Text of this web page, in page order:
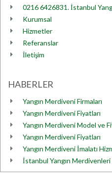
0216 6426831. İstanbul
Kurumsal
Hizmetler
Referanslar
İletişim
HABERLER
Yangın Merdiveni Firmaları
Yangın Merdiveni Fiyatları
Yangın Merdiveni Model ve
Yangın Merdiveni Fiyatları
Yangın Merdiveni İmalatı
İstanbul Yangın Merdivenleri